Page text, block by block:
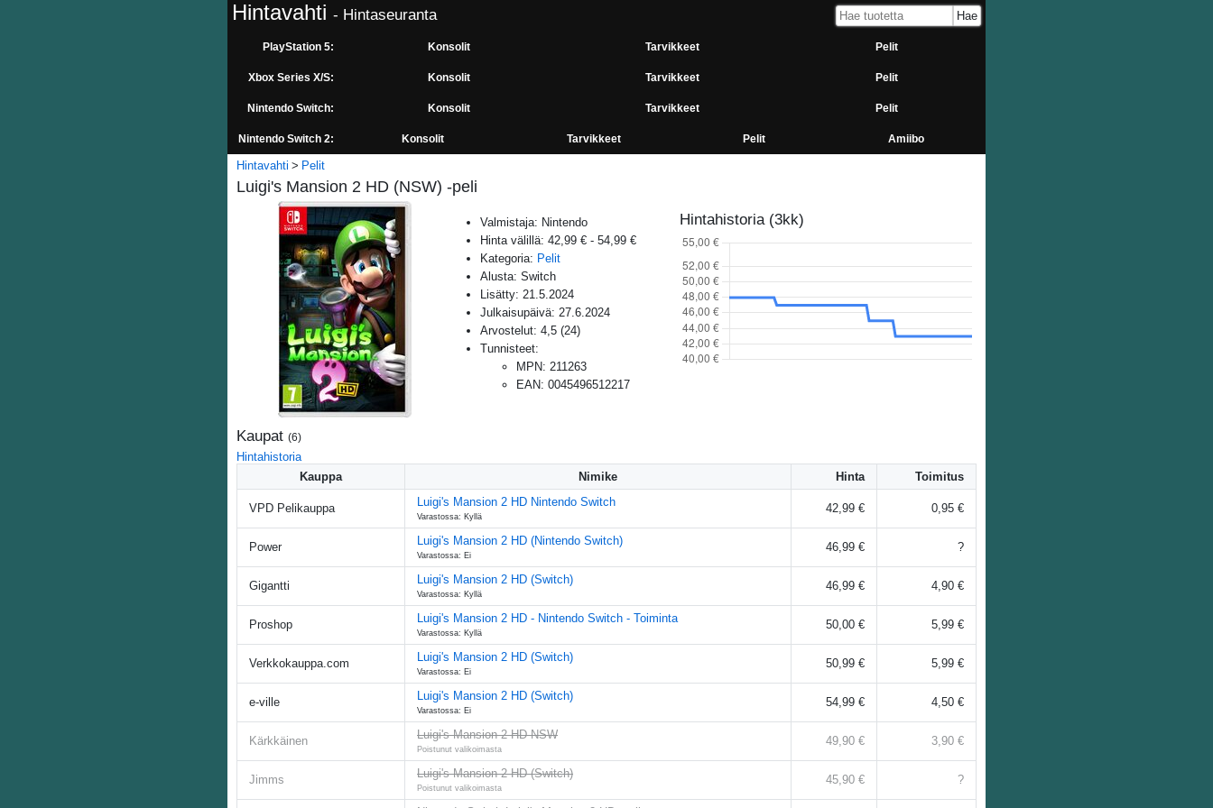
Hintavahti - Hintaseuranta
PlayStation 5: Konsolit Tarvikkeet Pelit
Xbox Series X/S: Konsolit Tarvikkeet Pelit
Nintendo Switch: Konsolit Tarvikkeet Pelit
Nintendo Switch 2: Konsolit Tarvikkeet Pelit Amiibo
Hintavahti Pelit
Luigi's Mansion 2 HD (NSW) -peli
Valmistaja: Nintendo
Hinta välillä: 42,99 € - 54,99 €
Kategoria: Pelit
Alusta: Switch
Lisätty: 21.5.2024
Julkaisupäivä: 27.6.2024
Arvostelut: 4,5 (24)
Tunnisteet:
MPN: 211263
EAN: 0045496512217
Hintahistoria (3kk)
Kaupat (6)
Hintahistoria
Kauppa
Nimike Hinta Toimitus
VPD Pelikauppa Luigi's Mansion 2 HD Nintendo Switch
Varastossa: Kyllä
42,99 € 0,95 €
Power Luigi's Mansion 2 HD (Nintendo Switch)
Varastossa: Ei
46,99 € ?
Gigantti Luigi's Mansion 2 HD (Switch)
Varastossa: Kyllä
46,99 € 4,90 €
Proshop Luigi's Mansion 2 HD - Nintendo Switch - Toiminta
Varastossa: Kyllä
50,00 € 5,99 €
Verkkokauppa.com Luigi's Mansion 2 HD (Switch)
Varastossa: Ei
50,99 € 5,99 €
e-ville Luigi's Mansion 2 HD (Switch)
Varastossa: Ei
54,99 € 4,50 €
Kärkkäinen Luigi's Mansion 2 HD NSW
Poistunut valikoimasta
49,90 € 3,90 €
Jimms Luigi's Mansion 2 HD (Switch)
Poistunut valikoimasta
45,90 € ?